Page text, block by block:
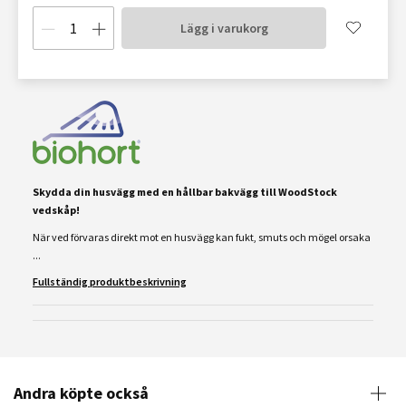
Lägg i varukorg
Skydda din husvägg med en hållbar bakvägg till WoodStock
vedskåp!
När ved förvaras direkt mot en husvägg kan fukt, smuts och mögel orsaka
...
Fullständig produktbeskrivning
Andra köpte också